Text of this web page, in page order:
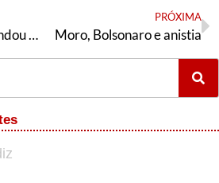
A general gringa mandou bala
PRÓXIMA
Moro, Bolsonaro e anistia